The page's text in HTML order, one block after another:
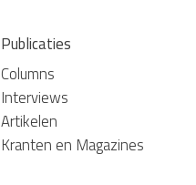
Publicaties
Columns
Interviews
Artikelen
Kranten en Magazines